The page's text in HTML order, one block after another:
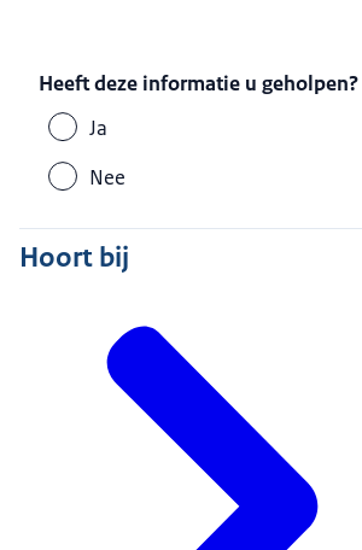
Heeft deze informatie u geholpen?
Ja
Nee
Hoort bij